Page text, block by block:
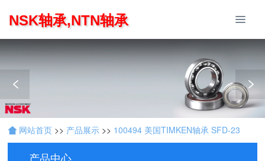
NSK轴承,NTN轴承
网站首页 >> 产品展示 >> 100494 美国TIMKEN轴承 SFD-23
产品中心